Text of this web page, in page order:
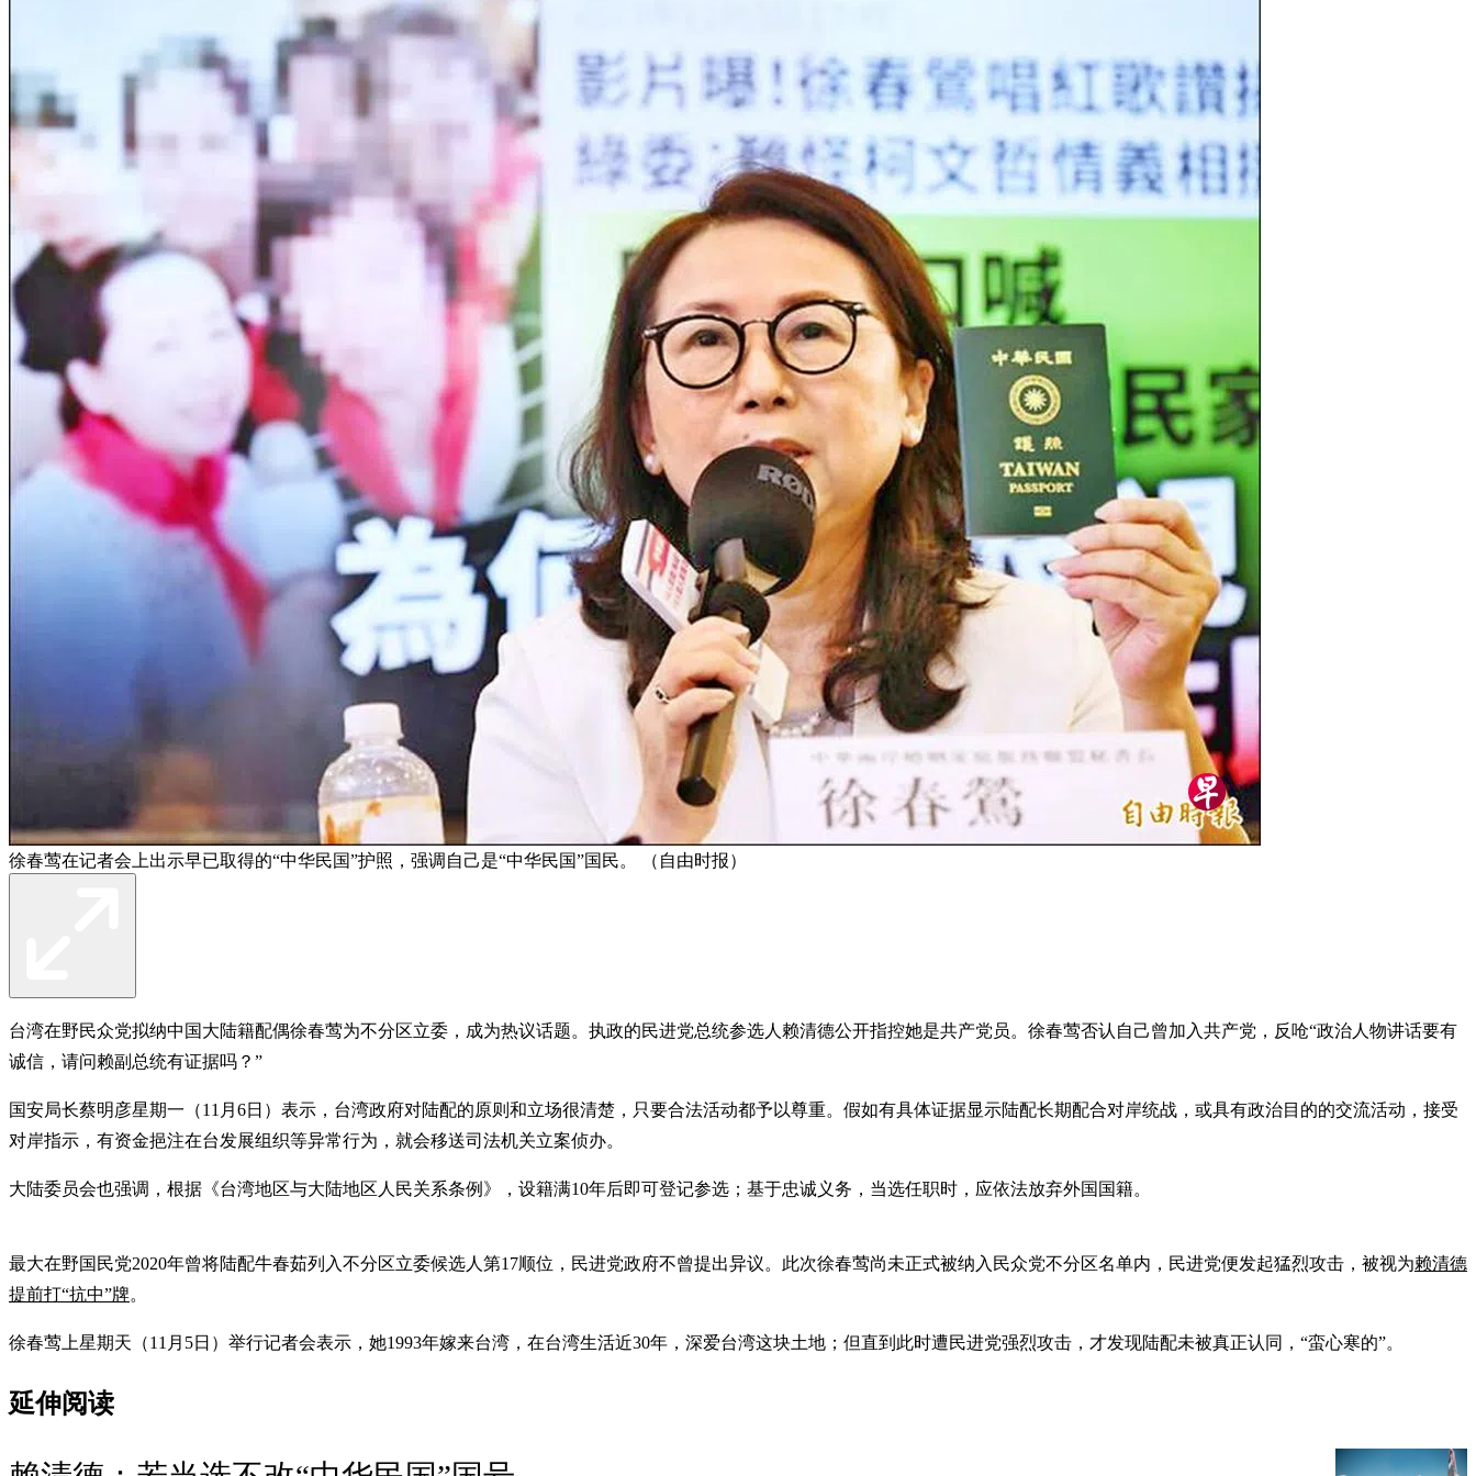
徐春莺在记者会上出示早已取得的“中华民国”护照，强调自己是“中华民国”国民。 （自由时报）
台湾在野民众党拟纳中国大陆籍配偶徐春莺为不分区立委，成为热议话题。执政的民进党总统参选人赖清德公开指控她是共产党员。徐春莺否认自己曾加入共产党，反呛“政治人物讲话要有
诚信，请问赖副总统有证据吗？”
国安局长蔡明彦星期一（11月6日）表示，台湾政府对陆配的原则和立场很清楚，只要合法活动都予以尊重。假如有具体证据显示陆配长期配合对岸统战，或具有政治目的的交流活动，接受
对岸指示，有资金挹注在台发展组织等异常行为，就会移送司法机关立案侦办。
大陆委员会也强调，根据《台湾地区与大陆地区人民关系条例》，设籍满10年后即可登记参选；基于忠诚义务，当选任职时，应依法放弃外国国籍。
最大在野国民党2020年曾将陆配牛春茹列入不分区立委候选人第17顺位，民进党政府不曾提出异议。此次徐春莺尚未正式被纳入民众党不分区名单内，民进党便发起猛烈攻击，被视为赖清德
提前打“抗中”牌。
徐春莺上星期天（11月5日）举行记者会表示，她1993年嫁来台湾，在台湾生活近30年，深爱台湾这块土地；但直到此时遭民进党强烈攻击，才发现陆配未被真正认同，“蛮心寒的”。
延伸阅读